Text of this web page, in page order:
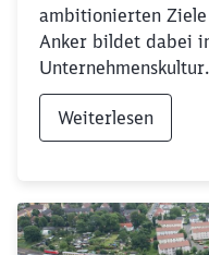
ambitionierten
Anker bildet dabei
Unternehmenskultur.
Weiterlesen